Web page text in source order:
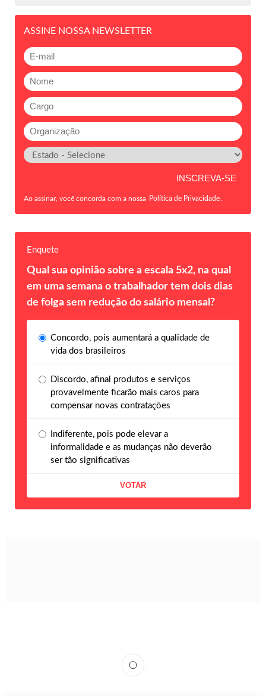
ASSINE NOSSA NEWSLETTER
Ao assinar, você concorda com a nossa Política de Privacidade
Enquete
Qual sua opinião sobre a escala 5x2, na qual
em uma semana o trabalhador tem dois dias
de folga sem redução do salário mensal?
Concordo, pois aumentará a qualidade de
vida dos brasileiros
Discordo, afinal produtos e serviços
provavelmente ficarão mais caros para
compensar novas contratações
Indiferente, pois pode elevar a
informalidade e as mudanças não deverão
ser tão significativas